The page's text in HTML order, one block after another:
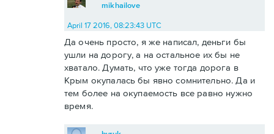
mikhailove
April 17 2016, 08:23:43 UTC
Да очень просто, я же написал, деньги бы
ушли на дорогу, а на остальное их бы не
хватало. Думать, что уже тогда дорога в
Крым окупалась бы явно сомнительно. Да и
тем более на окупаемость все равно нужно
время.